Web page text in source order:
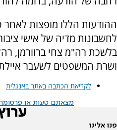
ההודעות הללו מופצות
לחשבונות מדיה של אישי
בלשכת רה"מ צחי ברוורמן,
ושרת המשפטים לשעבר
לקריאת הכתבה באתר באנגלית
מצאתם טעות או פרסומת
פנו אלינו